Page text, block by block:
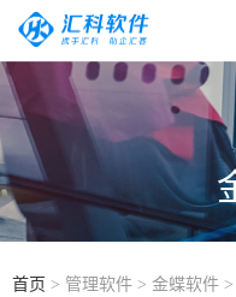
首页 > 管理软件 > 金蝶软件